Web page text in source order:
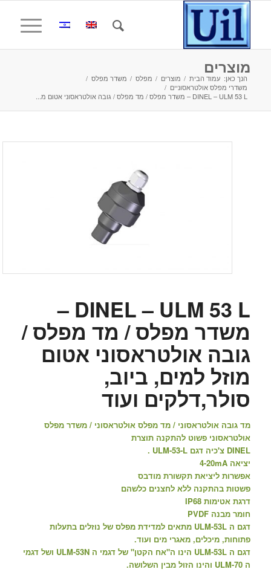
מוצרים
הנך כאן: עמוד הבית / מוצרים / מפלס / משדר מפלס /
משדרי מפלס אולטראסוניים /
DINEL – ULM 53 L – משדר מפלס / מד מפלס / גובה אולטראסוני אטום מ...
DINEL – ULM 53 L –
משדר מפלס / מד מפלס /
גובה אולטראסוני אטום
מוזל למים, ביוב,
סולר,דלקים ועוד
מד גובה אולטראסוני / מד מפלס אולטראסוני / משדר מפלס
אולטראסוני פשוט להתקנה תוצרת
DINEL צ'כיה דגם ULM-53-L .
יציאה 4-20mA
אפשרות ליציאת תקשורת מודבס
פשטות בהתקנה ללא לחצנים כלשהם
דרגת אטימות IP68
חומר מבנה PVDF
דגם ה ULM-53L מתאים למדידת מפלס של נוזלים בתעלות
פתוחות, מיכלים, מאגרי מים ועוד.
דגם ה ULM-53L הינו ה"אח הקטן" של דגמי ה ULM-53N ושל דגמי
ה ULM-70 והינו הזול מבין השלושה.